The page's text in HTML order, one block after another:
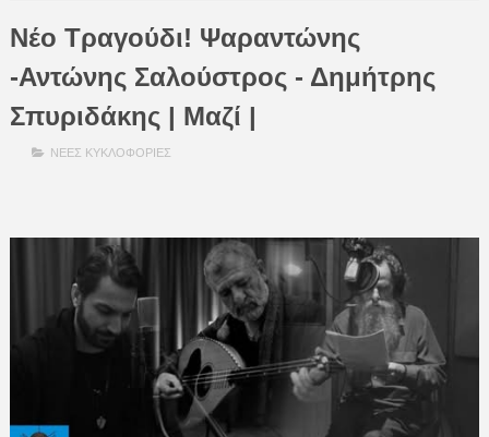
Νέο Τραγούδι! Ψαραντώνης
-Αντώνης Σαλούστρος - Δημήτρης
Σπυριδάκης | Μαζί |
ΝΕΕΣ ΚΥΚΛΟΦΟΡΙΕΣ